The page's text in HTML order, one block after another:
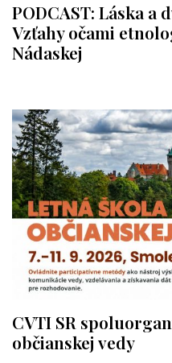
PODCAST: Láska a
Vzťahy očami
Nádaskej
CVTI SR
občianskej vedy